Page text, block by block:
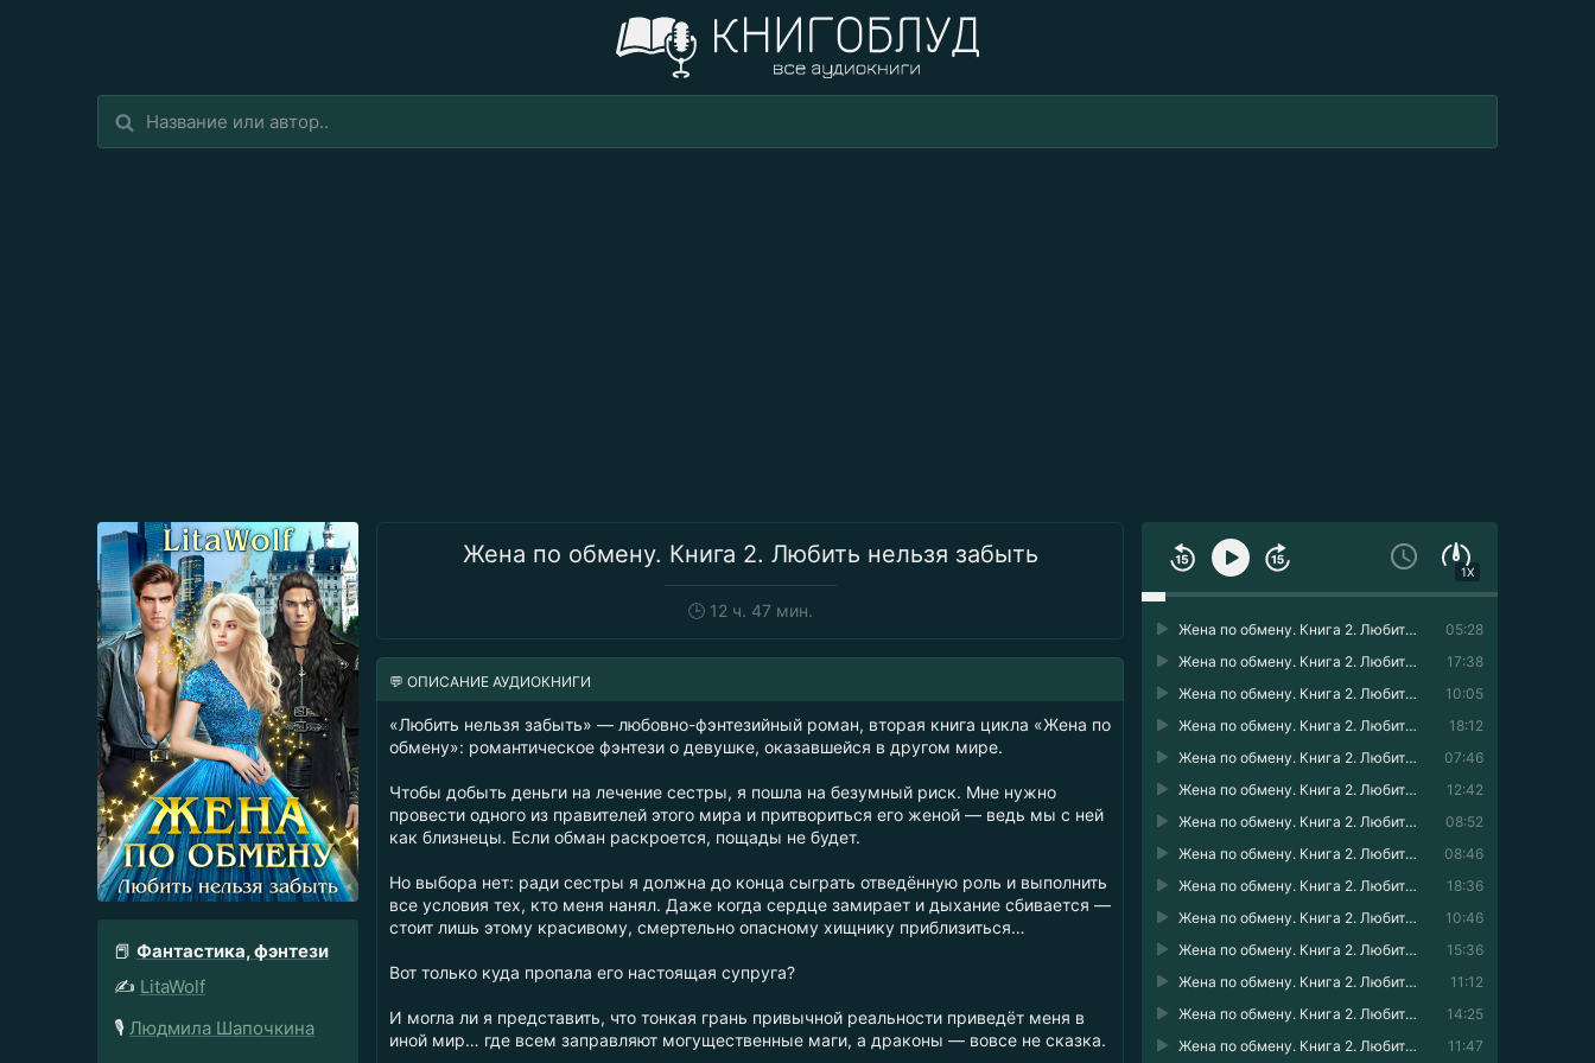
Жена по обмену. Книга 2. Любить нельзя забыть
🕒12 ч. 47 мин.
📕 Фантастика, фэнтези
✍️ LitaWolf
🎙️ Людмила Шапочкина
1X
05:28
Жена по обмену. Книга 2. Любить нельзя забыть 01
17:38
Жена по обмену. Книга 2. Любить нельзя забыть 02
10:05
Жена по обмену. Книга 2. Любить нельзя забыть 03
18:12
Жена по обмену. Книга 2. Любить нельзя забыть 04
07:46
Жена по обмену. Книга 2. Любить нельзя забыть 05
12:42
Жена по обмену. Книга 2. Любить нельзя забыть 06
08:52
Жена по обмену. Книга 2. Любить нельзя забыть 07
08:46
Жена по обмену. Книга 2. Любить нельзя забыть 08
18:36
Жена по обмену. Книга 2. Любить нельзя забыть 09
10:46
Жена по обмену. Книга 2. Любить нельзя забыть 10
15:36
Жена по обмену. Книга 2. Любить нельзя забыть 11
11:12
Жена по обмену. Книга 2. Любить нельзя забыть 12
14:25
Жена по обмену. Книга 2. Любить нельзя забыть 13
11:47
Жена по обмену. Книга 2. Любить нельзя забыть 14
💬 ОПИСАНИЕ АУДИОКНИГИ
«Любить нельзя забыть» — любовно-фэнтезийный роман, вторая книга цикла «Жена по
обмену»: романтическое фэнтези о девушке, оказавшейся в другом мире.
Чтобы добыть деньги на лечение сестры, я пошла на безумный риск. Мне нужно
провести одного из правителей этого мира и притвориться его женой — ведь мы с ней
как близнецы. Если обман раскроется, пощады не будет.
Но выбора нет: ради сестры я должна до конца сыграть отведённую роль и выполнить
все условия тех, кто меня нанял. Даже когда сердце замирает и дыхание сбивается —
стоит лишь этому красивому, смертельно опасному хищнику приблизиться…
Вот только куда пропала его настоящая супруга?
И могла ли я представить, что тонкая грань привычной реальности приведёт меня в
иной мир… где всем заправляют могущественные маги, а драконы — вовсе не сказка.